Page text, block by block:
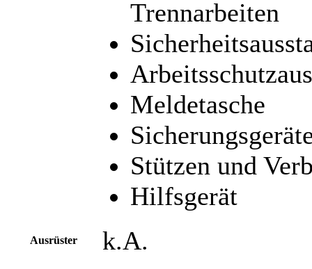
Trennarbeiten
Meldetasche
Stützen und
Hilfsgerät
Ausrüster k.A.